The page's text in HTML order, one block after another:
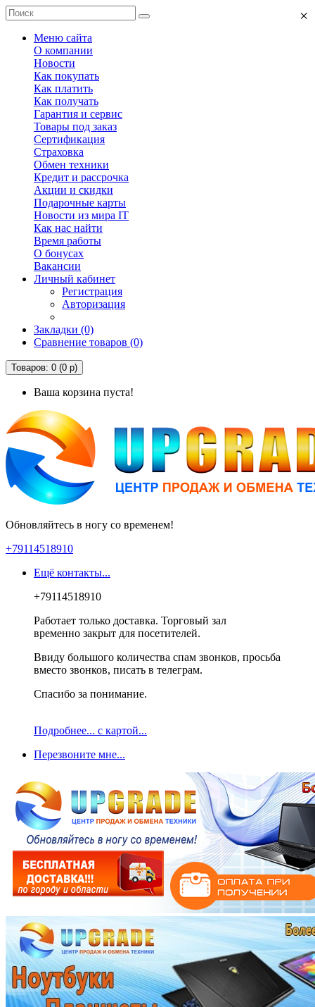
Меню сайта
О компании
Новости
Как покупать
Как платить
Как получать
Гарантия и сервис
Товары под заказ
Сертификация
Страховка
Обмен техники
Кредит и рассрочка
Акции и скидки
Подарочные карты
Новости из мира IT
Как нас найти
Время работы
О бонусах
Вакансии
Личный кабинет
Регистрация
Авторизация
Закладки (0)
Сравнение товаров (0)
Товаров: 0 (0 р)
Ваша корзина пуста!
Обновляйтесь в ногу со временем!
+79114518910
Ещё контакты...
×
+79114518910
Работает только доставка. Торговый зал
временно закрыт для посетителей.
Ввиду большого количества спам звонков, просьба
вместо звонков, писать в телеграм.
Спасибо за понимание.
Подробнее... с картой...
Перезвоните мне...